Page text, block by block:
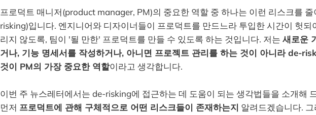
프로덕트 매니저(product manager, PM)의 중요한 역할 중 하나는 이런 리스크를
risking)입니다. 엔지니어와 디자이너들이 프로덕트를 만드느라 투입한 시간이 헛되
리지 않도록, 팀이 '될 만한' 프로덕트를 만들 수 있도록 하는 것입니다. 저는 새로운
거나, 기능 명세서를 작성하거나, 아니면 프로젝트 관리를 하는 것이 아니라 de-
것이 PM의 가장 중요한 역할이라고 생각합니다.
이번 주 뉴스레터에서는 de-risking에 접근하는 데 도움이 되는 생각법들을 소개해
먼저 프로덕트에 관해 구체적으로 어떤 리스크들이 존재하는지 알려드겠습니다. 그